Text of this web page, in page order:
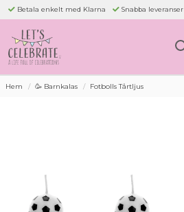
Betala enkelt med Klarna Snabba leveranser
Hem 🥳 Barnkalas Fotbolls Tårtljus